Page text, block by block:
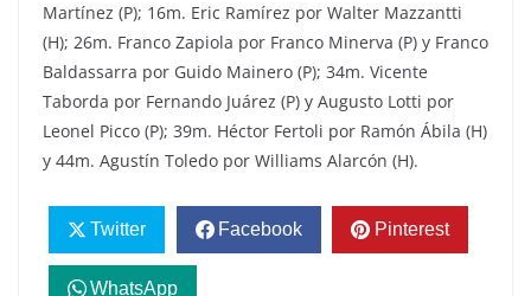
Martínez (P); 16m. Eric Ramírez por Walter Mazzantti
(H); 26m. Franco Zapiola por Franco Minerva (P) y Franco
Baldassarra por Guido Mainero (P); 34m. Vicente
Taborda por Fernando Juárez (P) y Augusto Lotti por
Leonel Picco (P); 39m. Héctor Fertoli por Ramón Ábila (H)
y 44m. Agustín Toledo por Williams Alarcón (H).
Twitter Facebook Pinterest
WhatsApp